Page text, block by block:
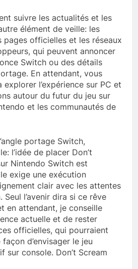
suivre les actualités et les
élément de veille: les
pages officielles et les réseaux
qui peuvent annoncer
Switch ou des détails
En attendant, vous
l’expérience sur PC et
autour du futur du jeu sur
et les communautés de
portage Switch,
l’idée de placer Don’t
Nintendo Switch est
exige une exécution
clair avec les attentes
Seul l’avenir dira si ce rêve
en attendant, je conseille
actuelle et de rester
officielles, qui pourraient
d’envisager le jeu
sur console. Don’t Scream